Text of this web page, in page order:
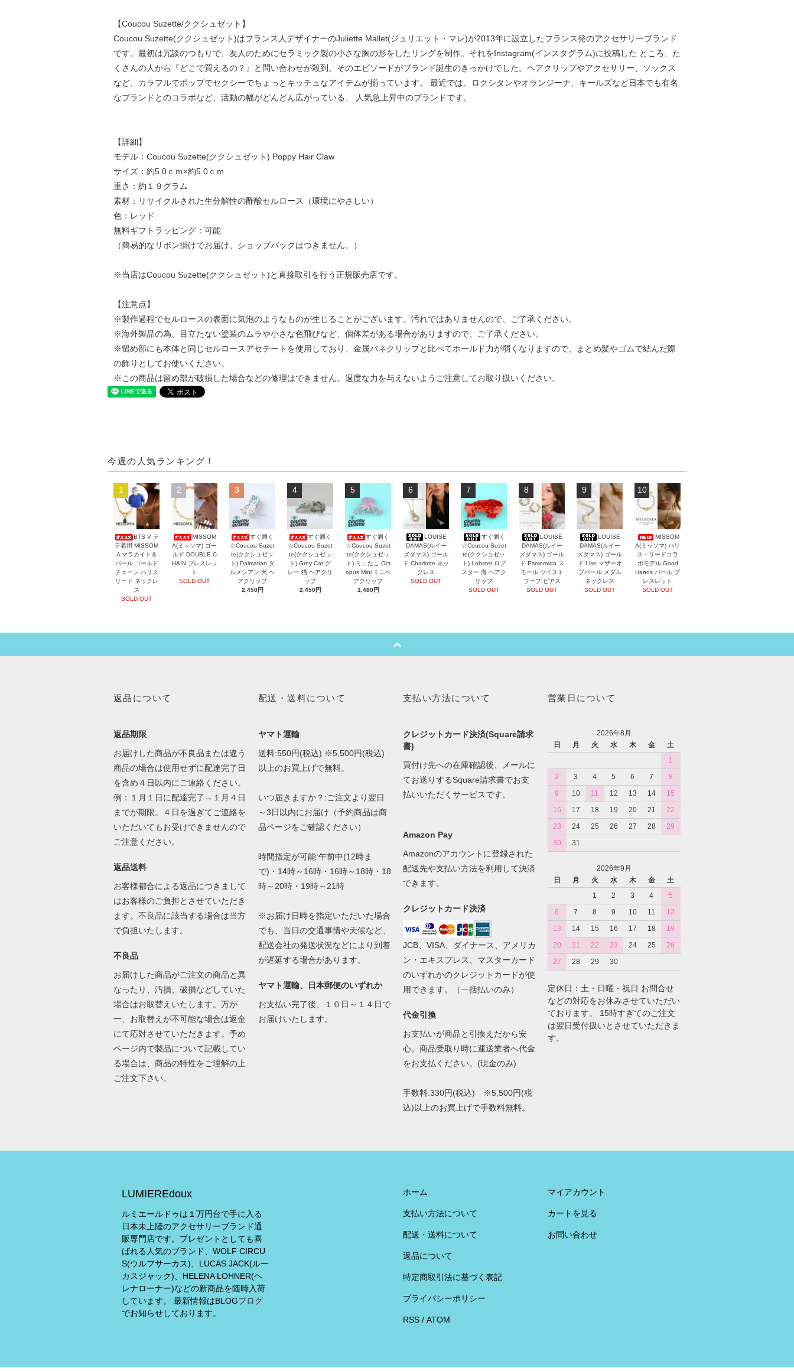
【Coucou Suzette/ククシュゼット】
Coucou Suzette(ククシュゼット)はフランス人デザイナーのJuliette Mallet(ジュリエット・マレ)が2013年に設立したフランス発のアクセサリーブランド
です。最初は冗談のつもりで、友人のためにセラミック製の小さな胸の形をしたリングを制作。それをInstagram(インスタグラム)に投稿した ところ、た
くさんの人から『どこで買えるの？』と問い合わせが殺到。そのエピソードがブランド誕生のきっかけでした。ヘアクリップやアクセサリー、ソックス
など、カラフルでポップでセクシーでちょっとキッチュなアイテムが揃っています。 最近では、ロクシタンやオランジーナ、キールズなど日本でも有名
なブランドとのコラボなど、活動の幅がどんどん広がっている、 人気急上昇中のブランドです。
【詳細】
モデル：Coucou Suzette(ククシュゼット) Poppy Hair Claw
サイズ：約5.0ｃｍ×約5.0ｃｍ
重さ：約１９グラム
素材：リサイクルされた生分解性の酢酸セルロース（環境にやさしい）
色：レッド
無料ギフトラッピング：可能
（簡易的なリボン掛けでお届け、ショップバックはつきません。）
※当店はCoucou Suzette(ククシュゼット)と直接取引を行う正規販売店です。
【注意点】
※製作過程でセルロースの表面に気泡のようなものが生じることがございます。汚れではありませんので、ご了承ください。
※海外製品の為、目立たない塗装のムラや小さな色飛びなど、個体差がある場合がありますので、ご了承ください。
※留め部にも本体と同じセルロースアセテートを使用しており、金属バネクリップと比べてホールド力が弱くなりますので、まとめ髪やゴムで結んだ際
の飾りとしてお使いください。
※この商品は留め部が破損した場合などの修理はできません。過度な力を与えないようご注意してお取り扱いください。
今週の人気ランキング！
1
BTS V テ
テ着用 MISSOM
A マラカイト＆
パール ゴールド
チェーン ハリス
リード ネックレ
ス
SOLD OUT
2
MISSOM
A(ミッソマ) ゴー
ルド DOUBLE C
HAIN ブレスレッ
ト
SOLD OUT
3
すぐ届く
☆Coucou Suzet
te(ククシュゼッ
ト) Dalmatian ダ
ルメシアン 犬 ヘ
アクリップ
2,450円
4
すぐ届く
☆Coucou Suzet
te(ククシュゼッ
ト) Grey Cat グ
レー 猫 ヘアクリ
ップ
2,450円
5
すぐ届く
☆Coucou Suzet
te(ククシュゼッ
ト) ミニたこ Oct
opus Mini ミニヘ
アクリップ
1,480円
6
LOUISE
DAMAS(ルイー
ズダマス) ゴール
ド Charlotte ネッ
クレス
SOLD OUT
7
すぐ届く
☆Coucou Suzet
te(ククシュゼッ
ト) Lobster ロブ
スター 海 ヘアク
リップ
SOLD OUT
8
LOUISE
DAMAS(ルイー
ズダマス) ゴール
ド Esmeralda ス
モール ツイスト
フープ ピアス
SOLD OUT
9
LOUISE
DAMAS(ルイー
ズダマス) ゴール
ド Lise マザーオ
ブパール メダル
ネックレス
SOLD OUT
10
MISSOM
A(ミッソマ) ハリ
ス・リードコラ
ボモデル Good
Hands パール ブ
レスレット
SOLD OUT
返品について
返品期限
お届けした商品が不良品または違う
商品の場合は使用せずに配達完了日
を含め４日以内にご連絡ください。
例：１月１日に配達完了→１月４日
までが期限。４日を過ぎてご連絡を
いただいてもお受けできませんので
ご注意ください。
返品送料
お客様都合による返品につきまして
はお客様のご負担とさせていただき
ます。不良品に該当する場合は当方
で負担いたします。
不良品
お届けした商品がご注文の商品と異
なったり、汚損、破損などしていた
場合はお取替えいたします。万が
一、お取替えが不可能な場合は返金
にて応対させていただきます。予め
ページ内で製品について記載してい
る場合は、商品の特性をご理解の上
ご注文下さい。
配送・送料について
ヤマト運輸
送料:550円(税込) ※5,500円(税込)
以上のお買上げで無料。
いつ届きますか？:ご注文より翌日
～3日以内にお届け（予約商品は商
品ページをご確認ください）
時間指定が可能:午前中(12時ま
で)・14時～16時・16時～18時・18
時～20時・19時～21時
※お届け日時を指定いただいた場合
でも、当日の交通事情や天候など、
配送会社の発送状況などにより到着
が遅延する場合があります。
ヤマト運輸、日本郵便のいずれか
お支払い完了後、１０日～１４日で
お届けいたします。
支払い方法について
クレジットカード決済(Square請求
書)
買付け先への在庫確認後、メールに
てお送りするSquare請求書でお支
払いいただくサービスです。
Amazon Pay
Amazonのアカウントに登録された
配送先や支払い方法を利用して決済
できます。
クレジットカード決済
JCB、VISA、ダイナース、アメリカ
ン・エキスプレス、マスターカード
のいずれかのクレジットカードが使
用できます。（一括払いのみ）
代金引換
お支払いが商品と引換えだから安
心。商品受取り時に運送業者へ代金
をお支払ください。(現金のみ)
手数料:330円(税込) ※5,500円(税
込)以上のお買上げで手数料無料。
営業日について
2026年8月
日
月 火 水 木 金
土
1
2
3 4 5 6 7
8
9
10 11 12 13 14
15
16
17 18 19 20 21
22
23
24 25 26 27 28
29
30
31
2026年9月
日
月 火 水 木 金
土
1
2 3 4
5
6
7 8 9 10 11
12
13
14 15 16 17 18
19
20
21 22 23 24 25
26
27
28 29 30
定休日：土・日曜・祝日 お問合せ
などの対応をお休みさせていただい
ております。 15時すぎてのご注文
は翌日受付扱いとさせていただきま
す。
LUMIEREdoux
ルミエールドゥは１万円台で手に入る
日本未上陸のアクセサリーブランド通
販専門店です。プレゼントとしても喜
ばれる人気のブランド、WOLF CIRCU
S(ウルフサーカス)、LUCAS JACK(ルー
カスジャック)、HELENA LOHNER(ヘ
レナローナー)などの新商品を随時入荷
しています。 最新情報はBLOGブログ
でお知らせしております。
ホーム
支払い方法について
配送・送料について
返品について
特定商取引法に基づく表記
プライバシーポリシー
RSS/ ATOM
マイアカウント
カートを見る
お問い合わせ